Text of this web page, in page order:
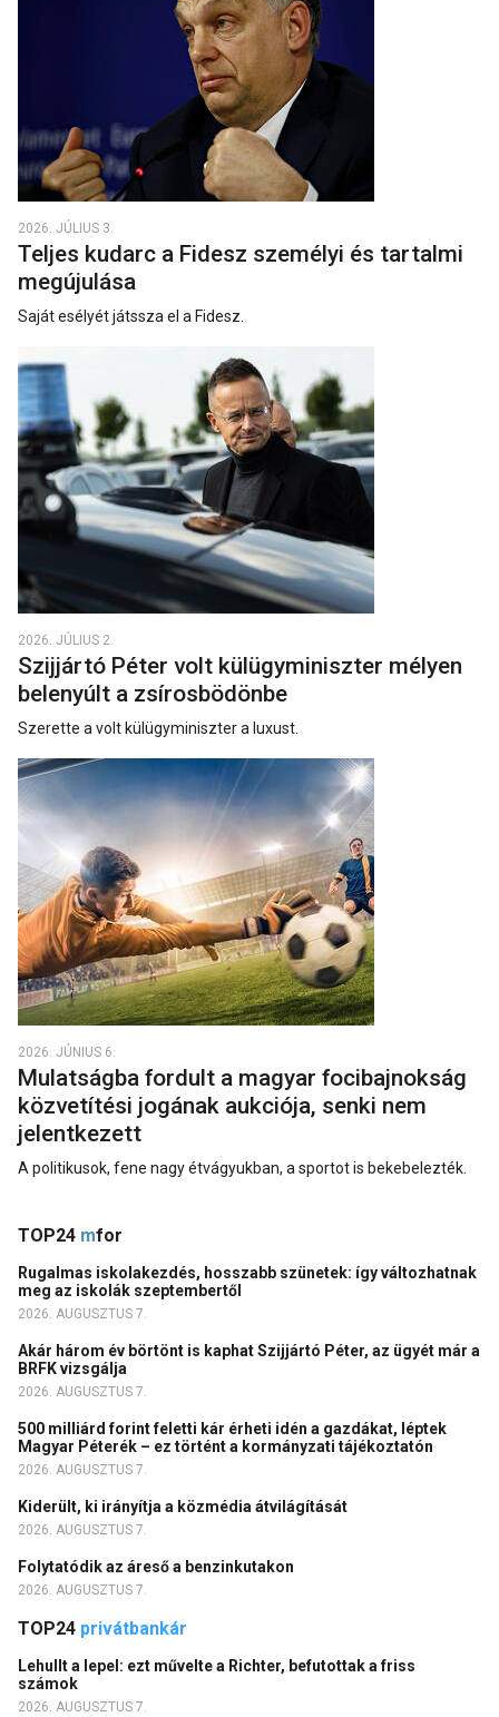
2026. JÚLIUS 3.
Teljes kudarc a Fidesz személyi és tartalmi
megújulása
Saját esélyét játssza el a Fidesz.
2026. JÚLIUS 2.
Szijjártó Péter volt külügyminiszter mélyen
belenyúlt a zsírosbödönbe
Szerette a volt külügyminiszter a luxust.
2026. JÚNIUS 6.
Mulatságba fordult a magyar focibajnokság
közvetítési jogának aukciója, senki nem
jelentkezett
A politikusok, fene nagy étvágyukban, a sportot is bekebelezték.
TOP24 mfor
Rugalmas iskolakezdés, hosszabb szünetek: így változhatnak
meg az iskolák szeptembertől
2026. AUGUSZTUS 7.
Akár három év börtönt is kaphat Szijjártó Péter, az ügyét már a
BRFK vizsgálja
2026. AUGUSZTUS 7.
500 milliárd forint feletti kár érheti idén a gazdákat, léptek
Magyar Péterék – ez történt a kormányzati tájékoztatón
2026. AUGUSZTUS 7.
Kiderült, ki irányítja a közmédia átvilágítását
2026. AUGUSZTUS 7.
Folytatódik az áreső a benzinkutakon
2026. AUGUSZTUS 7.
TOP24 privátbankár
Lehullt a lepel: ezt művelte a Richter, befutottak a friss
számok
2026. AUGUSZTUS 7.